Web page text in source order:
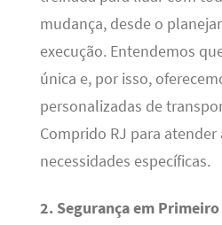
mudança, desde o
execução. Entendemos
única e, por isso,
personalizadas de
Comprido RJ para atender
necessidades específicas.
2. Segurança em